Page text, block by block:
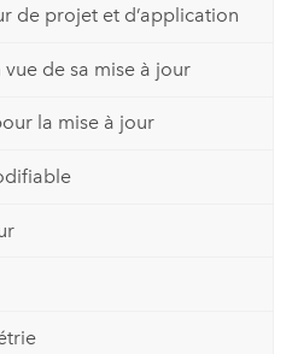
de projet et d’application
de sa mise à jour
la mise à jour